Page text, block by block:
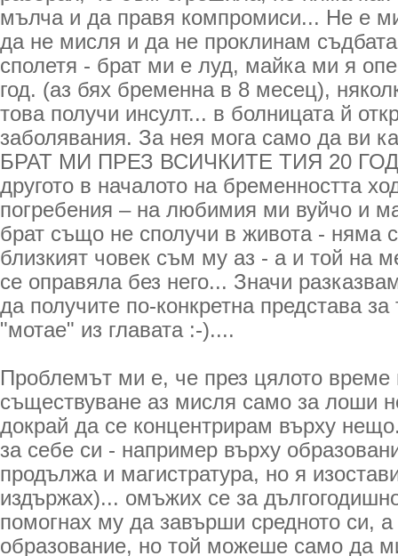
мълча и да правя компромиси... Не е
да не мисля и да не проклинам
сполетя - брат ми е луд, майка ми я
год. (аз бях бременна в 8 месец),
това получи инсулт... в болницата й
заболявания. За нея мога само да ви
БРАТ МИ ПРЕЗ ВСИЧКИТЕ ТИЯ 20
другото в началото на бременността
погребения – на любимия ми вуйчо и
брат също не сполучи в живота - няма
близкият човек съм му аз - а и той на
се оправяла без него... Значи
да получите по-конкретна представа
"мотае" из главата :-)....
Проблемът ми е, че през цялото време
съществуване аз мисля само за лоши
докрай да се концентрирам върху
за себе си - например върху
продължа и магистратура, но я
издържах)... омъжих се за
помогнах му да завърши средното си,
образование, но той можеше само да